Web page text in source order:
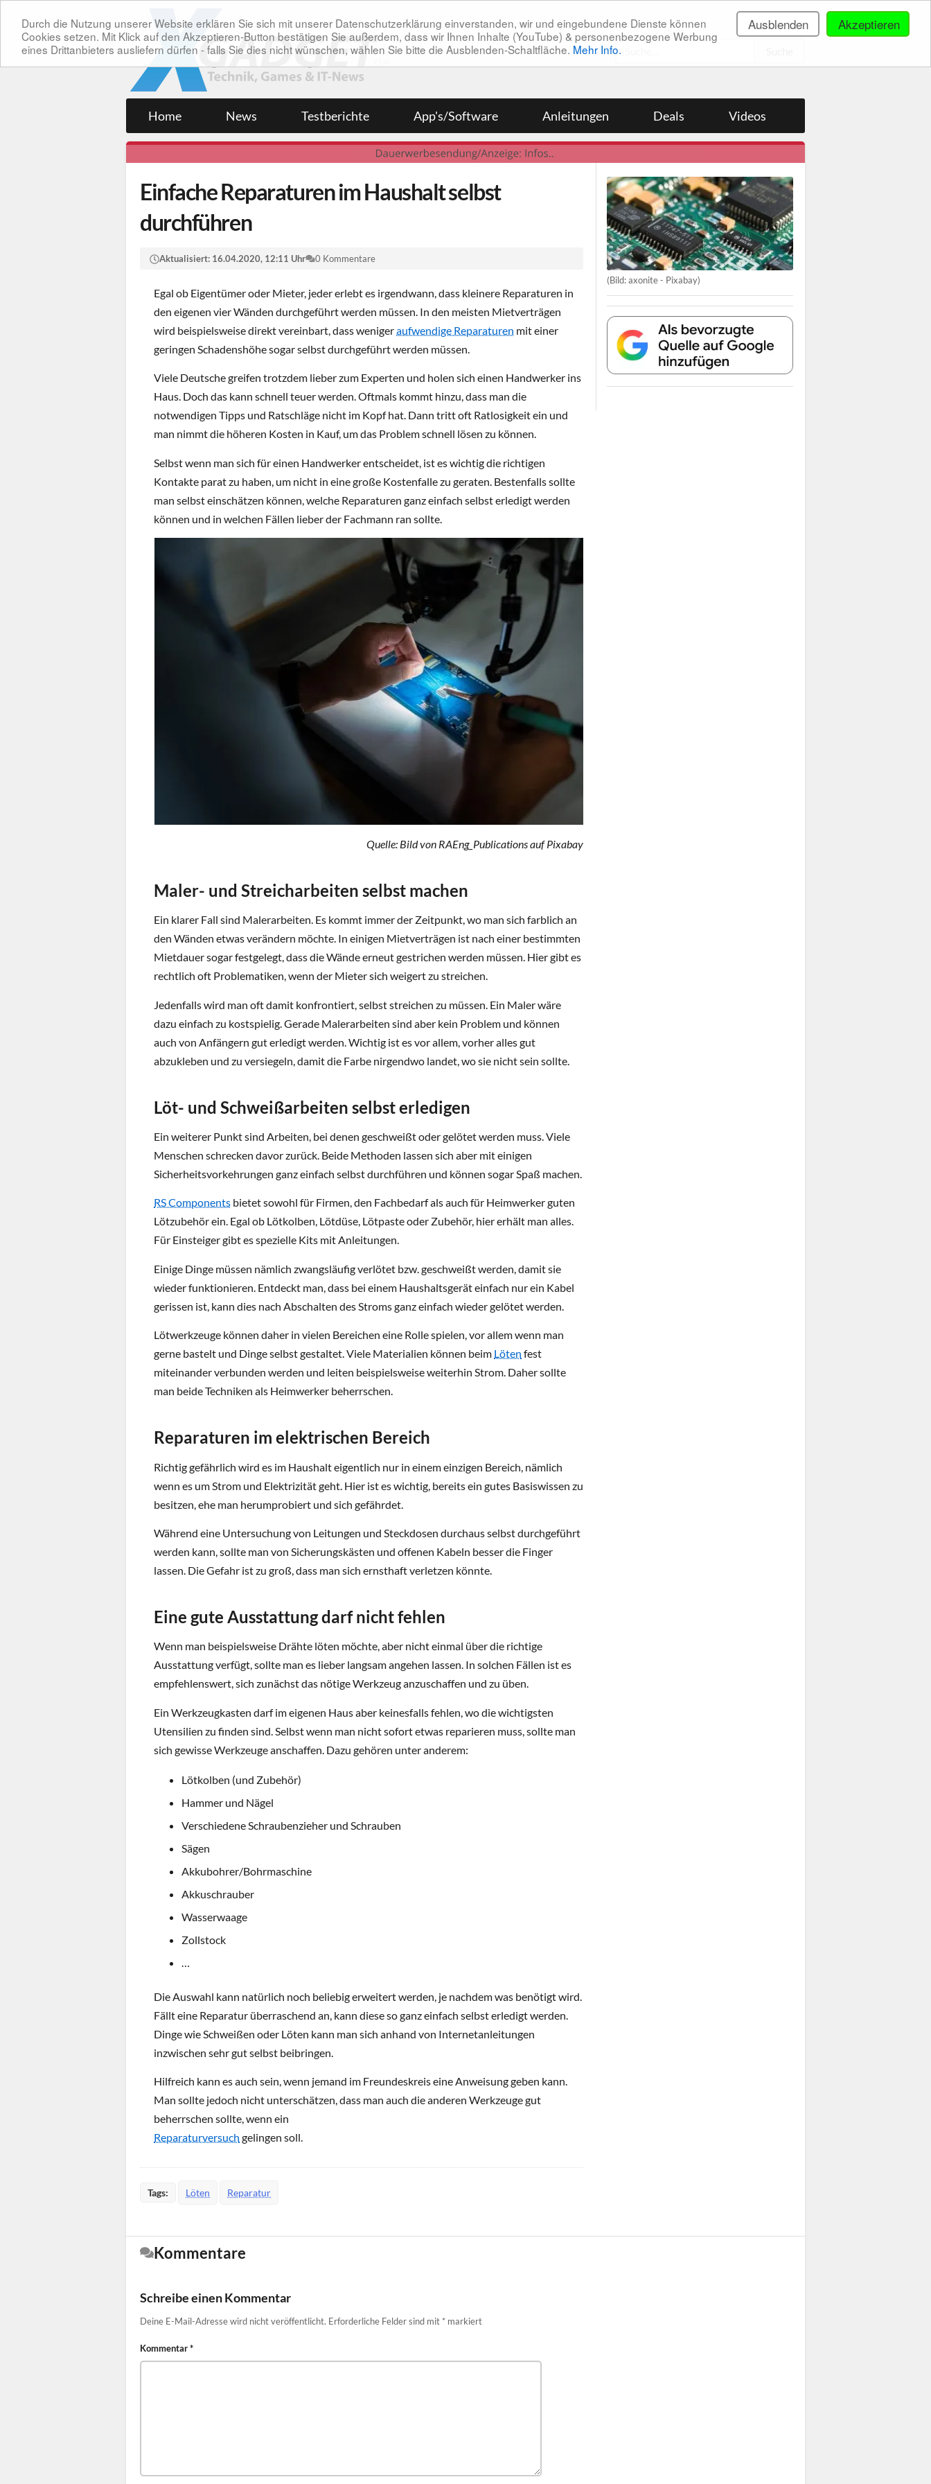
Akzeptieren
Ausblenden
Durch die Nutzung unserer Website erklären Sie sich mit unserer Datenschutzerklärung einverstanden, wir und eingebundene Dienste können
Cookies setzen. Mit Klick auf den Akzeptieren-Button bestätigen Sie außerdem, dass wir Ihnen Inhalte (YouTube) & personenbezogene Werbung
eines Drittanbieters ausliefern dürfen - falls Sie dies nicht wünschen, wählen Sie bitte die Ausblenden-Schaltfläche. Mehr Info.
Home News Testberichte App's/Software Anleitungen Deals Videos
Einfache Reparaturen im Haushalt selbst
durchführen
Aktualisiert: 16.04.2020, 12:11 Uhr 0 Kommentare
Egal ob Eigentümer oder Mieter, jeder erlebt es irgendwann, dass kleinere Reparaturen in
den eigenen vier Wänden durchgeführt werden müssen. In den meisten Mietverträgen
wird beispielsweise direkt vereinbart, dass wenigeraufwendige Reparaturen mit einer
geringen Schadenshöhe sogar selbst durchgeführt werden müssen.
Viele Deutsche greifen trotzdem lieber zum Experten und holen sich einen Handwerker ins
Haus. Doch das kann schnell teuer werden. Oftmals kommt hinzu, dass man die
notwendigen Tipps und Ratschläge nicht im Kopf hat. Dann tritt oft Ratlosigkeit ein und
man nimmt die höheren Kosten in Kauf, um das Problem schnell lösen zu können.
Selbst wenn man sich für einen Handwerker entscheidet, ist es wichtig die richtigen
Kontakte parat zu haben, um nicht in eine große Kostenfalle zu geraten. Bestenfalls sollte
man selbst einschätzen können, welche Reparaturen ganz einfach selbst erledigt werden
können und in welchen Fällen lieber der Fachmann ran sollte.
Quelle: Bild von RAEng_Publications auf Pixabay
Maler- und Streicharbeiten selbst machen
Ein klarer Fall sind Malerarbeiten. Es kommt immer der Zeitpunkt, wo man sich farblich an
den Wänden etwas verändern möchte. In einigen Mietverträgen ist nach einer bestimmten
Mietdauer sogar festgelegt, dass die Wände erneut gestrichen werden müssen. Hier gibt es
rechtlich oft Problematiken, wenn der Mieter sich weigert zu streichen.
Jedenfalls wird man oft damit konfrontiert, selbst streichen zu müssen. Ein Maler wäre
dazu einfach zu kostspielig. Gerade Malerarbeiten sind aber kein Problem und können
auch von Anfängern gut erledigt werden. Wichtig ist es vor allem, vorher alles gut
abzukleben und zu versiegeln, damit die Farbe nirgendwo landet, wo sie nicht sein sollte.
Löt- und Schweißarbeiten selbst erledigen
Ein weiterer Punkt sind Arbeiten, bei denen geschweißt oder gelötet werden muss. Viele
Menschen schrecken davor zurück. Beide Methoden lassen sich aber mit einigen
Sicherheitsvorkehrungen ganz einfach selbst durchführen und können sogar Spaß machen.
RS Components bietet sowohl für Firmen, den Fachbedarf als auch für Heimwerker guten
Lötzubehör ein. Egal ob Lötkolben, Lötdüse, Lötpaste oder Zubehör, hier erhält man alles.
Für Einsteiger gibt es spezielle Kits mit Anleitungen.
Einige Dinge müssen nämlich zwangsläufig verlötet bzw. geschweißt werden, damit sie
wieder funktionieren. Entdeckt man, dass bei einem Haushaltsgerät einfach nur ein Kabel
gerissen ist, kann dies nach Abschalten des Stroms ganz einfach wieder gelötet werden.
Lötwerkzeuge können daher in vielen Bereichen eine Rolle spielen, vor allem wenn man
gerne bastelt und Dinge selbst gestaltet. Viele Materialien können beim Löten fest
miteinander verbunden werden und leiten beispielsweise weiterhin Strom. Daher sollte
man beide Techniken als Heimwerker beherrschen.
Reparaturen im elektrischen Bereich
Richtig gefährlich wird es im Haushalt eigentlich nur in einem einzigen Bereich, nämlich
wenn es um Strom und Elektrizität geht. Hier ist es wichtig, bereits ein gutes Basiswissen zu
besitzen, ehe man herumprobiert und sich gefährdet.
Während eine Untersuchung von Leitungen und Steckdosen durchaus selbst durchgeführt
werden kann, sollte man von Sicherungskästen und offenen Kabeln besser die Finger
lassen. Die Gefahr ist zu groß, dass man sich ernsthaft verletzen könnte.
Eine gute Ausstattung darf nicht fehlen
Wenn man beispielsweise Drähte löten möchte, aber nicht einmal über die richtige
Ausstattung verfügt, sollte man es lieber langsam angehen lassen. In solchen Fällen ist es
empfehlenswert, sich zunächst das nötige Werkzeug anzuschaffen und zu üben.
Ein Werkzeugkasten darf im eigenen Haus aber keinesfalls fehlen, wo die wichtigsten
Utensilien zu finden sind. Selbst wenn man nicht sofort etwas reparieren muss, sollte man
sich gewisse Werkzeuge anschaffen. Dazu gehören unter anderem:
Lötkolben (und Zubehör)
Hammer und Nägel
Verschiedene Schraubenzieher und Schrauben
Sägen
Akkubohrer/Bohrmaschine
Akkuschrauber
Wasserwaage
Zollstock
Die Auswahl kann natürlich noch beliebig erweitert werden, je nachdem was benötigt wird.
Fällt eine Reparatur überraschend an, kann diese so ganz einfach selbst erledigt werden.
Dinge wie Schweißen oder Löten kann man sich anhand von Internetanleitungen
inzwischen sehr gut selbst beibringen.
Hilfreich kann es auch sein, wenn jemand im Freundeskreis eine Anweisung geben kann.
Man sollte jedoch nicht unterschätzen, dass man auch die anderen Werkzeuge gut
beherrschen sollte, wenn ein
Reparaturversuch gelingen soll.
Tags: Löten Reparatur
(Bild: axonite - Pixabay)
Kommentare
Schreibe einen Kommentar
Deine E-Mail-Adresse wird nicht veröffentlicht. Erforderliche Felder sind mit * markiert
Kommentar*